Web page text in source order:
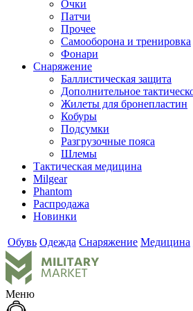
Очки
Патчи
Прочее
Самооборона и тренировка
Фонари
Снаряжение
Баллистическая защита
Дополнительное
Жилеты для бронепластин
Кобуры
Подсумки
Разгрузочные пояса
Шлемы
Тактическая медицина
Milgear
Phantom
Распродажа
Новинки
Обувь Одежда Снаряжение Медицина
Меню